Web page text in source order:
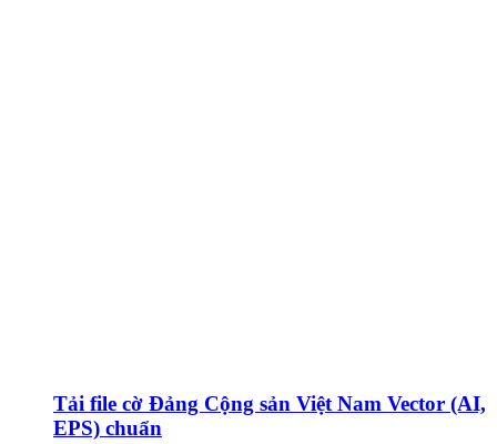
Tải file cờ Đảng Cộng sản Việt Nam Vector (AI,
EPS) chuẩn